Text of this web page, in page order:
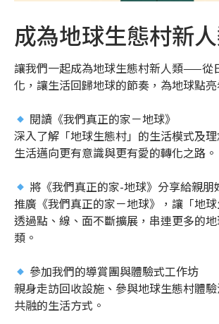
成為地球生態村新
讓我們一起成為地球生態村新人類——從
化，讓生活回歸地球的節奏，為地球點亮
閱讀《我們真正的家－地球》
深入了解「地球生態村」的生活模式及
生活邁向更有意識與更有愛的轉化之路。
將《我們真正的家-地球》分享給親朋
推廣《我們真正的家－地球》，讓「地
透過點、線、面不斷擴展，串連更多的
類。
參加我們的導賞團與體驗式工作坊
親身走訪回收設施、參與地球生態村體
共融的生活方式。